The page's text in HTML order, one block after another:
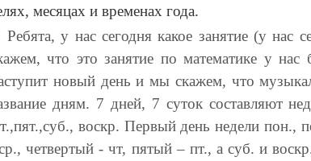
месяцах и временах года.
у нас сегодня какое занятие (у нас
что это занятие по математике у нас
новый день и мы скажем, что
дням. 7 дней, 7 суток составляют
воскр. Первый день недели пон.,
четвертый - чт, пятый – пт., а суб. и